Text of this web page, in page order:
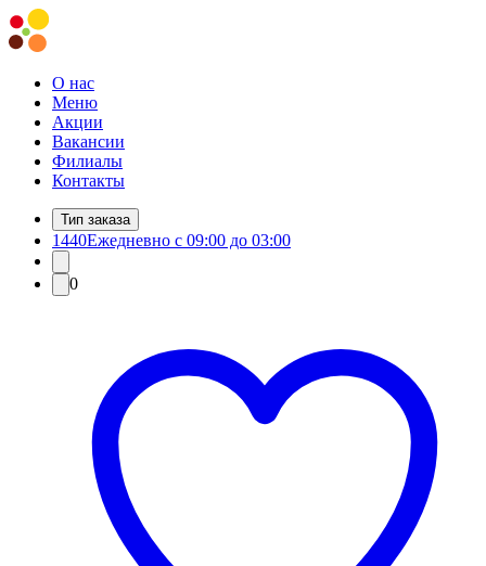
О нас
Меню
Акции
Вакансии
Филиалы
Контакты
Тип заказа
1440Ежедневно с 09:00 до 03:00
0